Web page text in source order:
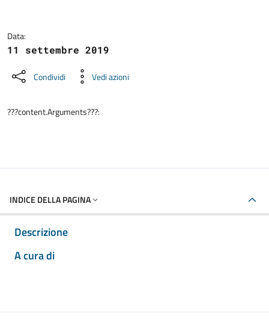
Data:
11 settembre 2019
Condividi Vedi azioni
???content.Arguments???:
INDICE DELLA PAGINA
Descrizione
A cura di